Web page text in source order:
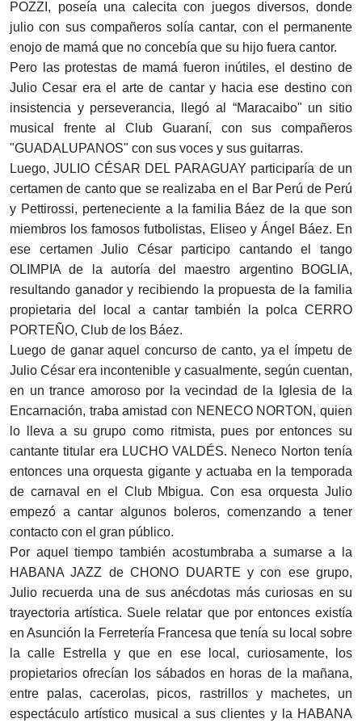
POZZI, poseía una calecita con juegos diversos, donde
julio con sus compañeros solía cantar, con el permanente
enojo de mamá que no concebía que su hijo fuera cantor.
Pero las protestas de mamá fueron inútiles, el destino de
Julio Cesar era el arte de cantar y hacia ese destino con
insistencia y perseverancia, llegó al “Maracaibo" un sitio
musical frente al Club Guaraní, con sus compañeros
"GUADALUPANOS" con sus voces y sus guitarras.
Luego, JULIO CÉSAR DEL PARAGUAY participaría de un
certamen de canto que se realizaba en el Bar Perú de Perú
y Pettirossi, perteneciente a la familia Báez de la que son
miembros los famosos futbolistas, Eliseo y Ángel Báez. En
ese certamen Julio César participo cantando el tango
OLIMPIA de la autoría del maestro argentino BOGLIA,
resultando ganador y recibiendo la propuesta de la familia
propietaria del local a cantar también la polca CERRO
PORTEÑO, Club de los Báez.
Luego de ganar aquel concurso de canto, ya el ímpetu de
Julio César era incontenible y casualmente, según cuentan,
en un trance amoroso por la vecindad de la Iglesia de la
Encarnación, traba amistad con NENECO NORTON, quien
lo lleva a su grupo como ritmista, pues por entonces su
cantante titular era LUCHO VALDÉS. Neneco Norton tenía
entonces una orquesta gigante y actuaba en la temporada
de carnaval en el Club Mbigua. Con esa orquesta Julio
empezó a cantar algunos boleros, comenzando a tener
contacto con el gran público.
Por aquel tiempo también acostumbraba a sumarse a la
HABANA JAZZ de CHONO DUARTE y con ese grupo,
Julio recuerda una de sus anécdotas más curiosas en su
trayectoria artística. Suele relatar que por entonces existía
en Asunción la Ferretería Francesa que tenía su local sobre
la calle Estrella y que en ese local, curiosamente, los
propietarios ofrecían los sábados en horas de la mañana,
entre palas, cacerolas, picos, rastrillos y machetes, un
espectáculo artístico musical a sus clientes y la HABANA